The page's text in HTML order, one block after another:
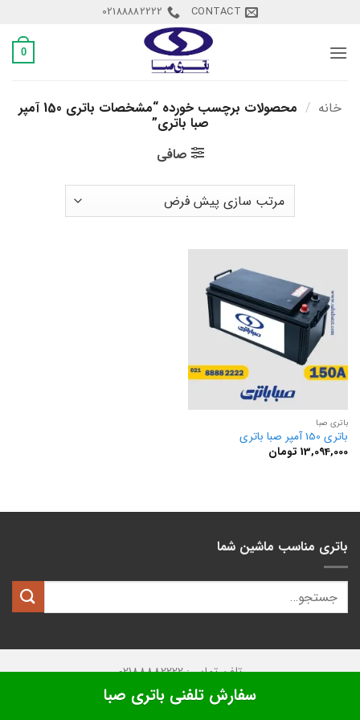
content
CONTACT
02188882222
0
خانه / محصولات برچسب خورده “مشخصات باتری 150 آمپر
صبا باتری”
صافی
باتری صبا
باتری 150 آمپر صبا باتری
13,094,000 تومان
باتری مناسب ماشین شما
تلفن تماس: 02188882222
تمامی حقوق این وبسایت متعلق بهکیان باتری
سفارش تلفنی باتری صبا